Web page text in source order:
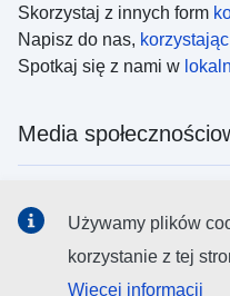
Skorzystaj z innych form
Napisz do nas,
Spotkaj się z nami w
Media
Instytucje i organy UE
Używamy plików
korzystanie z tej
Więcej informacji